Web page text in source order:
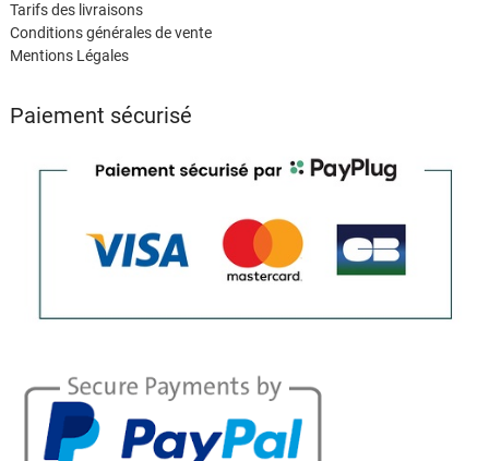
Tarifs des livraisons
Conditions générales de vente
Mentions Légales
Paiement sécurisé